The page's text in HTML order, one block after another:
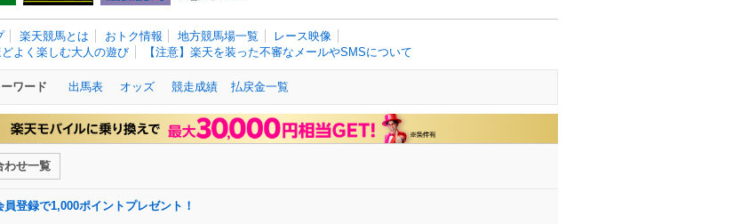
楽天競馬とは おトク情報 地方競馬場一覧
レース映像
よく楽しむ大人の遊び
【注意】楽天を装った不審なメールやSMSについて
ワード 出馬表 オッズ 競走成績 払戻金一覧
わせ一覧
登録で1,000ポイントプレゼント！